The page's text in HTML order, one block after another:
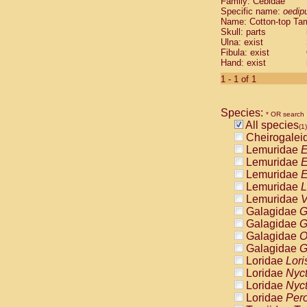
Cebidae
Cebidae
Cebidae
Cebidae
Cebidae
Cebidae
Cebidae
Cebidae
Cebidae
Cebidae
Cebidae
Cebidae
Atelidae
Atelidae
Atelidae
Atelidae
Atelidae
Atelidae
Atelidae
Atelidae
Atelidae
Atelidae
Pitheciidae
Specific name:
Name: Cotton-top
Skull: parts
Ulna: exist
Fibula: exist
Hand: exist
1 - 1 of 1
Species: * OR search
All species(1)
Lemuridae
Lemuridae
Lemuridae
Lemuridae
Lemuridae
Galagidae
Galagidae
Galagidae
Galagidae
Loridae
Loridae
Loridae
Loridae